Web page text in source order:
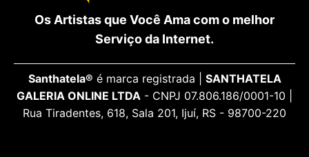
Os Artistas que Você Ama com o melhor
Serviço da Internet.
Santhatela® é marca registrada | SANTHATELA
GALERIA ONLINE LTDA - CNPJ 07.806.186/0001-10 |
Rua Tiradentes, 618, Sala 201, Ijuí, RS - 98700-220